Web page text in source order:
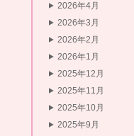
2026年4月
2026年3月
2026年2月
2026年1月
2025年12月
2025年11月
2025年10月
2025年9月